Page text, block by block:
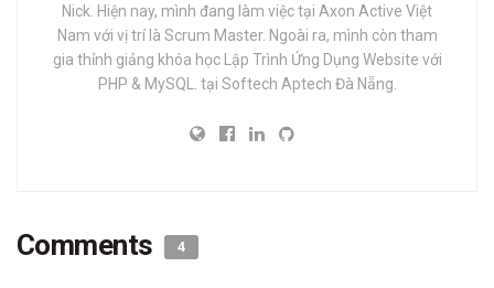
Nick. Hiện nay, mình đang làm việc tại Axon Active Việt
Nam với vị trí là Scrum Master. Ngoài ra, mình còn tham
gia thỉnh giảng khóa học Lập Trình Ứng Dụng Website với
PHP & MySQL. tại Softech Aptech Đà Nẵng.
Comments 4